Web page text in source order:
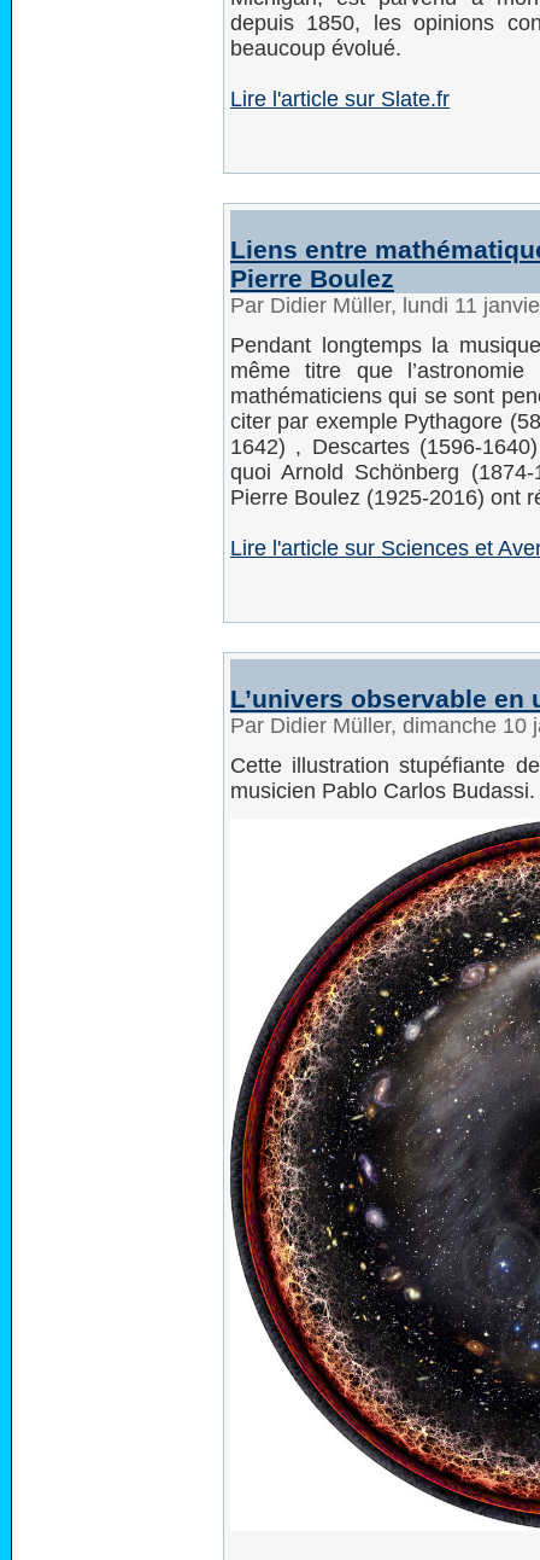
depuis 1850, les opinions
beaucoup évolué.
Lire l'article sur Slate.fr
Liens entre
Pierre Boulez
Par Didier Müller, lundi 11
Pendant longtemps la
même titre que
mathématiciens qui se sont
citer par exemple Pythagore
1642) , Descartes (1596-
quoi Arnold Schönberg
Pierre Boulez (1925-2016) ont
Lire l'article sur Sciences et
L’univers observable en
Par Didier Müller, dimanche 10
Cette illustration stupéfiante
musicien Pablo Carlos Budassi.